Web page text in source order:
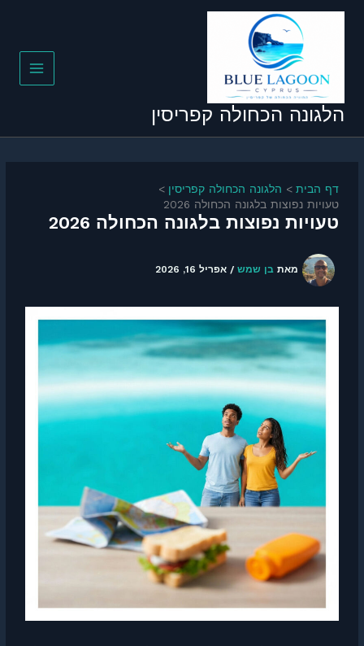
הלגונה הכחולה קפריסין
דף הבית
הלגונה הכחולה קפריסין
טעויות נפוצות בלגונה הכחולה 2026
טעויות נפוצות בלגונה הכחולה 2026
מאתבן שמש/אפריל 16, 2026